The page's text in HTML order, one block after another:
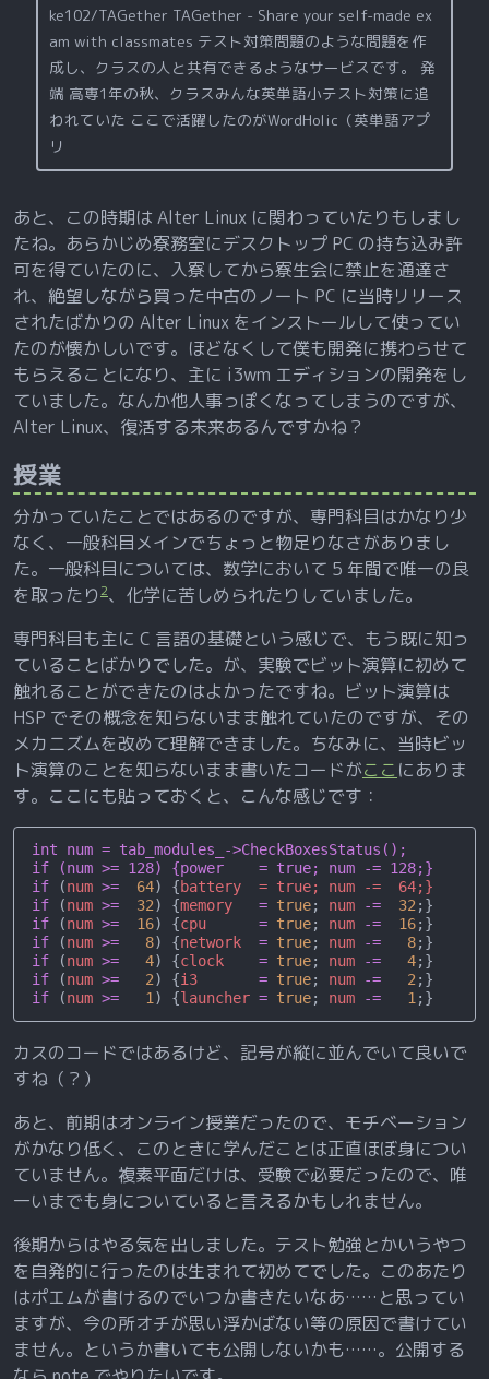
ke102/TAGether TAGether - Share your self-made ex
am with classmates テスト対策問題のような問題を作
成し、クラスの人と共有できるようなサービスです。 発
端 高専1年の秋、クラスみんな英単語小テスト対策に追
われていた ここで活躍したのがWordHolic（英単語アプ
リ
あと、この時期は Alter Linux に関わっていたりもしまし
たね。あらかじめ寮務室にデスクトップ PC の持ち込み許
可を得ていたのに、入寮してから寮生会に禁止を通達さ
れ、絶望しながら買った中古のノート PC に当時リリース
されたばかりの Alter Linux をインストールして使ってい
たのが懐かしいです。ほどなくして僕も開発に携わらせて
もらえることになり、主に i3wm エディションの開発をし
ていました。なんか他人事っぽくなってしまうのですが、
Alter Linux、復活する未来あるんですかね？
授業
分かっていたことではあるのですが、専門科目はかなり少
なく、一般科目メインでちょっと物足りなさがありまし
た。一般科目については、数学において 5 年間で唯一の良
を取ったり2、化学に苦しめられたりしていました。
専門科目も主に C 言語の基礎という感じで、もう既に知っ
ていることばかりでした。が、実験でビット演算に初めて
触れることができたのはよかったですね。ビット演算は
HSP でその概念を知らないまま触れていたのですが、その
メカニズムを改めて理解できました。ちなみに、当時ビッ
ト演算のことを知らないまま書いたコードがここ にありま
す。ここにも貼っておくと、こんな感じです：
int num = tab_modules_->CheckBoxesStatus();
if (num >= 128) {power    = true; num -= 128;}
if (num >=
  64
) {battery  = true; num -=  64;}
if (num >=
  32
) {memory
   =
true; num -=
  32
;}
if (num >=
  16
) {cpu
      =
true; num -=
  16
;}
if (num >=
   8
) {network
  =
true; num -=
   8
;}
if (num >=
   4
) {clock
    =
true; num -=
   4
;}
if (num >=
   2
) {i3
       =
true; num -=
   2
;}
if (num >=
   1
) {launcher = true; num -=
   1
;}
カスのコードではあるけど、記号が縦に並んでいて良いで
すね（？）
あと、前期はオンライン授業だったので、モチベーション
がかなり低く、このときに学んだことは正直ほぼ身につい
ていません。複素平面だけは、受験で必要だったので、唯
一いまでも身についていると言えるかもしれません。
後期からはやる気を出しました。テスト勉強とかいうやつ
を自発的に行ったのは生まれて初めてでした。このあたり
はポエムが書けるのでいつか書きたいなあ……と思ってい
ますが、今の所オチが思い浮かばない等の原因で書けてい
ません。というか書いても公開しないかも……。公開する